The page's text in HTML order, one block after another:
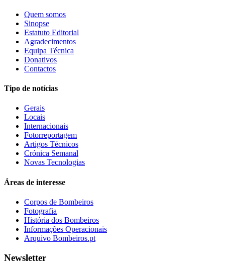
Quem somos
Sinopse
Estatuto Editorial
Agradecimentos
Equipa Técnica
Donativos
Contactos
Tipo de notícias
Gerais
Locais
Internacionais
Fotorreportagem
Artigos Técnicos
Crónica Semanal
Novas Tecnologias
Áreas de interesse
Corpos de Bombeiros
Fotografia
História dos Bombeiros
Informações Operacionais
Arquivo Bombeiros.pt
Newsletter